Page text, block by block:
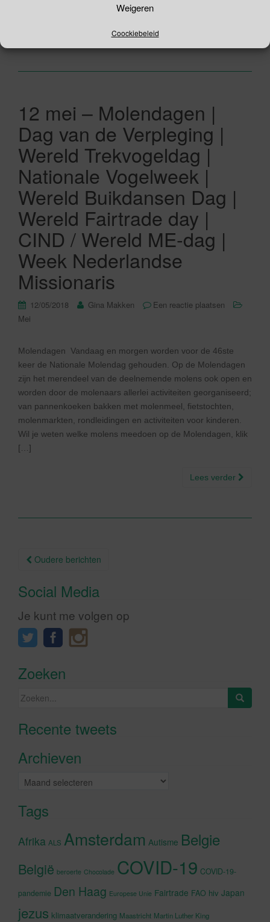
Weigeren
Coockiebeleid
12 mei – Molendagen |
Dag van de Verpleging |
Wereld Trekvogeldag |
Nationale Vogelweek |
Wereld Buikdansen Dag |
Wereld Fairtrade day |
CIND / Wereld ME-dag |
Week Nederlandse
Missionaris
12/05/2018 Gina Makken
Een reactie plaatsen
Mei
Molendagen Vandaag en morgen worden voor de 46ste
keer de Nationale Molendag gehouden. Op de Molendagen
zijn het merendeel van de deelnemende molens ook open en
worden door de molenaars allerlei activiteiten georganiseerd;
van pannenkoeken bakken met molenmeel, fietstochten,
molenmarkten, rondleidingen en activiteiten voor kinderen.
Wil je weten welke molens meedoen op de Molendagen, klik
[…]
Lees verder
Berichtnavigatie
Oudere berichten
Social Media
Je kunt me volgen op
Zoeken
Zoeken
Recente tweetsKlik om marketing cookies te
Archieven
Archieven
Tags
Afrika ALS Amsterdam Autisme Belgie
België beroerte Chocolade COVID-19 COVID-19-
pandemie Den Haag Europese Unie Fairtrade FAO hiv Japan
jezus klimaatverandering Maastricht Martin Luther King